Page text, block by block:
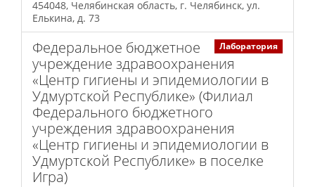
454048, Челябинская область, г. Челябинск, ул.
Елькина, д. 73
Лаборатория
Федеральное бюджетное
учреждение здравоохранения
«Центр гигиены и эпидемиологии в
Удмуртской Республике» (Филиал
Федерального бюджетного
учреждения здравоохранения
«Центр гигиены и эпидемиологии в
Удмуртской Республике» в поселке
Игра)